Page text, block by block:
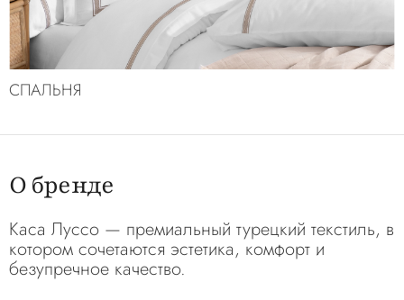
СПАЛЬНЯ
О бренде
Каса Луссо — премиальный турецкий текстиль, в
котором сочетаются эстетика, комфорт и
безупречное качество.